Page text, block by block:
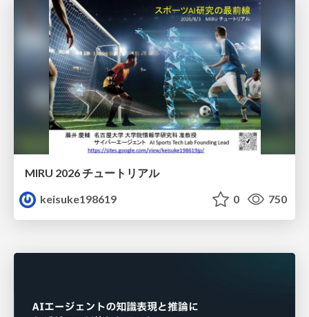
MIRU 2026 チュートリアル
keisuke198619
0 750